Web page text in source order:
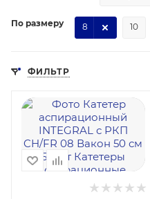
По размеру 10
8
ФИЛЬТР